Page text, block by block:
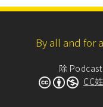
By all and for
除
CC